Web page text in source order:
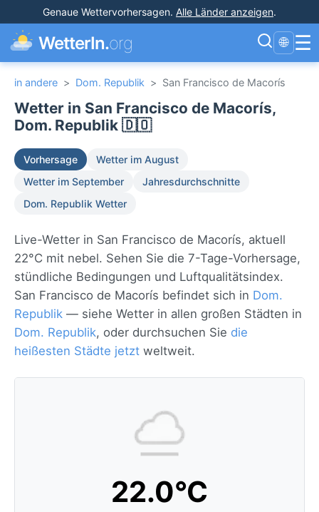
Genaue Wettervorhersagen. Alle Länder anzeigen.
WetterIn.org 🌐 ☰
in andere > Dom. Republik > San Francisco de Macorís
Wetter in San Francisco de Macorís,
Dom. Republik 🇩🇴
Vorhersage
Wetter im August
Wetter im September
Jahresdurchschnitte
Dom. Republik Wetter
Live-Wetter in San Francisco de Macorís, aktuell
22°C mit nebel. Sehen Sie die 7-Tage-Vorhersage,
stündliche Bedingungen und Luftqualitätsindex.
San Francisco de Macorís befindet sich in Dom.
Republik — siehe Wetter in allen großen Städten in
Dom. Republik, oder durchsuchen Sie die
heißesten Städte jetzt weltweit.
22.0°C